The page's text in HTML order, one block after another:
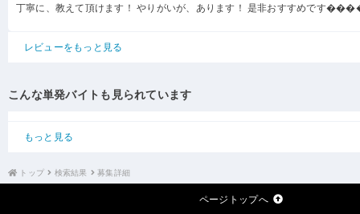
丁寧に、教えて頂けます！ やりがいが、あります！ 是非おすすめです
レビューをもっと見る
こんな単発バイトも見られています
もっと見る
トップ 検索結果 募集詳細
ページトップへ